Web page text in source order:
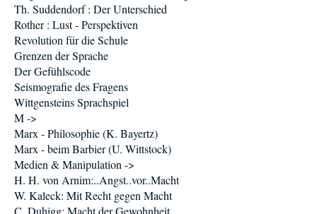
Th. Suddendorf : Der Unterschied
Rother : Lust - Perspektiven
Revolution für die Schule
Grenzen der Sprache
Der Gefühlscode
Seismografie des Fragens
Wittgensteins Sprachspiel
M ->
Marx - Philosophie (K. Bayertz)
Marx - beim Barbier (U. Wittstock)
Medien & Manipulation ->
H. H. von Arnim:..Angst..vor..Macht
W. Kaleck: Mit Recht gegen Macht
C. Duhigg: Macht der Gewohnheit